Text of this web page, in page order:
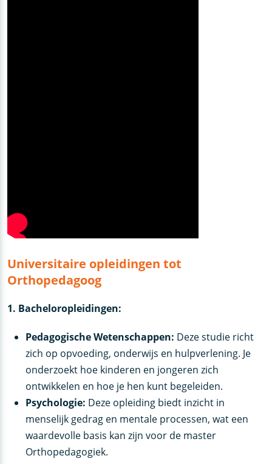
Universitaire opleidingen tot
Orthopedagoog
1. Bacheloropleidingen:
Pedagogische Wetenschappen: Deze studie richt
zich op opvoeding, onderwijs en hulpverlening. Je
onderzoekt hoe kinderen en jongeren zich
ontwikkelen en hoe je hen kunt begeleiden.
Psychologie: Deze opleiding biedt inzicht in
menselijk gedrag en mentale processen, wat een
waardevolle basis kan zijn voor de master
Orthopedagogiek.